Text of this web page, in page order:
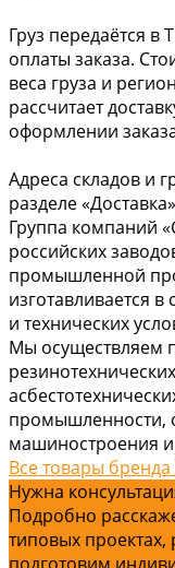
Груз передаётся в
оплаты заказа.
веса груза и
рассчитает
оформлении
Адреса складов и
разделе
Группа компаний
российских
промышленной
изготавливается
и технических
Мы осуществляем
промышленности,
машиностроения и
Все товары
Нужна
Подробно
типовых проектах,